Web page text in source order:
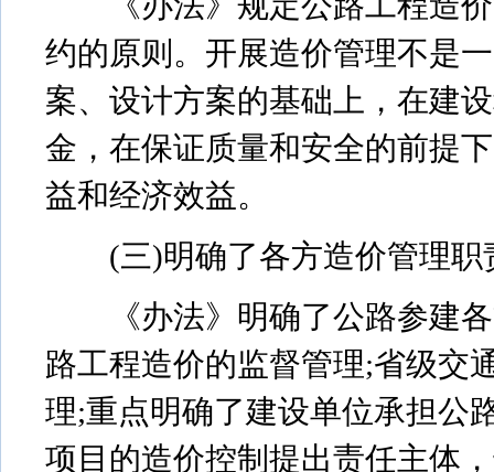
约的原则。开展造价管理不是
案、设计方案的基础上，在建
金，在保证质量和安全的前提
益和经济效益。
(三)明确了各方造价管理职
《办法》明确了公路参建各
路工程造价的监督管理;省级交
理;重点明确了建设单位承担公
项目的造价控制提出责任主体